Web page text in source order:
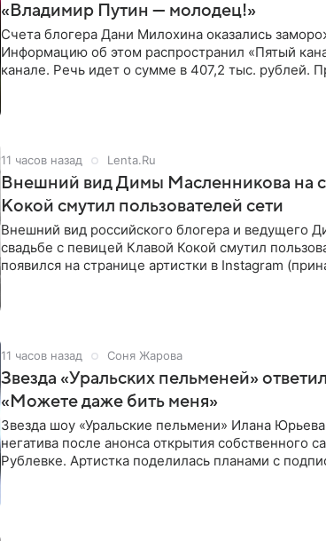
«Владимир Путин — молодец!»
Счета блогера Дани Милохина оказались
Информацию об этом распространил «Пятый
канале. Речь идет о сумме в 407,2 тыс. рублей.
11 часов назад Lenta.Ru
Внешний вид Димы Масленникова на
Кокой смутил пользователей сети
Внешний вид российского блогера и ведущего
свадьбе с певицей Клавой Кокой смутил
появился на странице артистки в Instagram
11 часов назад Соня Жарова
Звезда «Уральских пельменей»
«Можете даже бить меня»
Звезда шоу «Уральские пельмени» Илана
негатива после анонса открытия собственного
Рублевке. Артистка поделилась планами с